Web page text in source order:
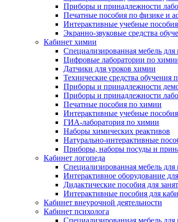
Приборы и принадлежности
Печатные пособия по физике и
Интерактивные учебные
Экранно-звуковые средства
Кабинет химии
Специализированная мебель
Цифровые лаборатории по
Датчики для уроков химии
Технические средства обучения
Приборы и принадлежности
Приборы и принадлежности
Печатные пособия по химии
Интерактивные учебные
ГИА-лаборатория по химии
Наборы химических реактивов
Натурально-интерактивные
Приборы, наборы посуды и
Кабинет логопеда
Специализированная мебель для
Интерактивное оборудование
Дидактические пособия для
Интерактивные пособия для
Кабинет внеурочной деятельности
Кабинет психолога
Специализированная мебель для